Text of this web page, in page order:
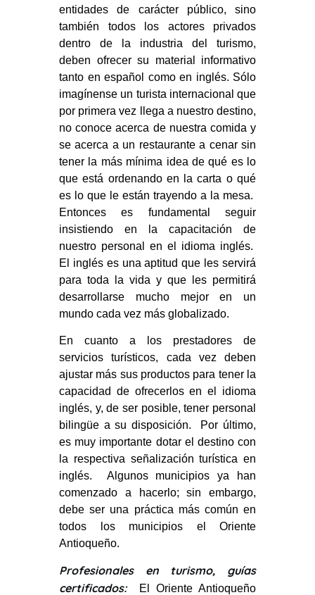
entidades de carácter público, sino
también todos los actores privados
dentro de la industria del turismo,
deben ofrecer su material informativo
tanto en español como en inglés. Sólo
imagínense un turista internacional que
por primera vez llega a nuestro destino,
no conoce acerca de nuestra comida y
se acerca a un restaurante a cenar sin
tener la más mínima idea de qué es lo
que está ordenando en la carta o qué
es lo que le están trayendo a la mesa.
Entonces es fundamental seguir
insistiendo en la capacitación de
nuestro personal en el idioma inglés.
El inglés es una aptitud que les servirá
para toda la vida y que les permitirá
desarrollarse mucho mejor en un
mundo cada vez más globalizado.
En cuanto a los prestadores de
servicios turísticos, cada vez deben
ajustar más sus productos para tener la
capacidad de ofrecerlos en el idioma
inglés, y, de ser posible, tener personal
bilingüe a su disposición. Por último,
es muy importante dotar el destino con
la respectiva señalización turística en
inglés. Algunos municipios ya han
comenzado a hacerlo; sin embargo,
debe ser una práctica más común en
todos los municipios el Oriente
Antioqueño.
Profesionales en turismo, guías
certificados:
El Oriente Antioqueño